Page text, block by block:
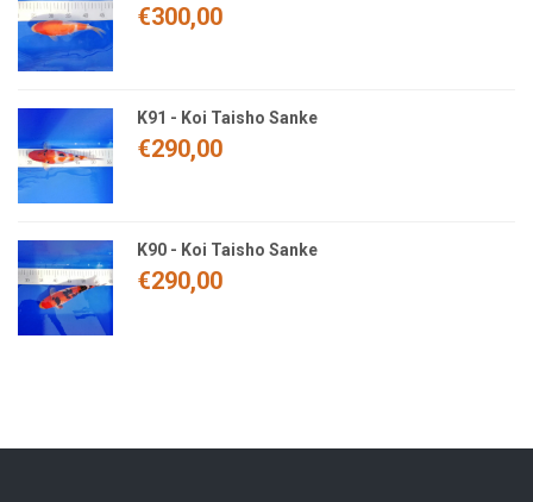
€300,00
K91 - Koi Taisho Sanke
€290,00
K90 - Koi Taisho Sanke
€290,00